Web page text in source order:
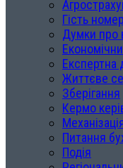
Гість
Думки про
Експертна
Життєве
Зберігання
Кермо
Питання
Подія